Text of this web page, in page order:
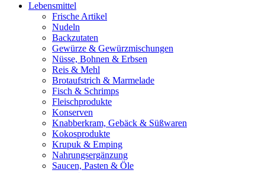
Lebensmittel
Frische Artikel
Nudeln
Backzutaten
Gewürze & Gewürzmischungen
Nüsse, Bohnen & Erbsen
Reis & Mehl
Brotaufstrich & Marmelade
Fisch & Schrimps
Fleischprodukte
Konserven
Knabberkram, Gebäck & Süßwaren
Kokosprodukte
Krupuk & Emping
Nahrungsergänzung
Saucen, Pasten & Öle